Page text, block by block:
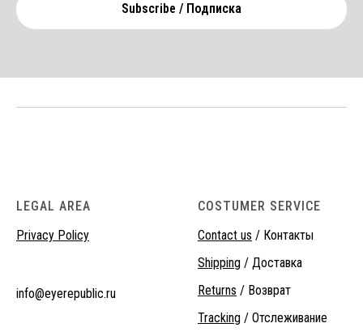
Subscribe / Подписка
LEGAL AREA
Privacy Policy
info@eyerepublic.ru
COSTUMER SERVICE
Contact us / Контакты
Shipping / Доставка
Returns / Возврат
Tracking / Отслеживание